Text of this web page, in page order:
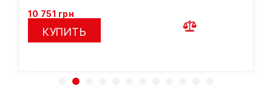
10 751 грн
КУПИТЬ